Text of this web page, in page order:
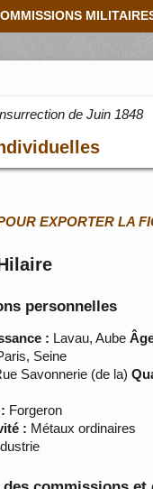
de Juin 1848
EXPORTER LA
personnelles
: Lavau, Aube
Seine
Savonnerie (de la)
Forgeron
: Métaux ordinaires